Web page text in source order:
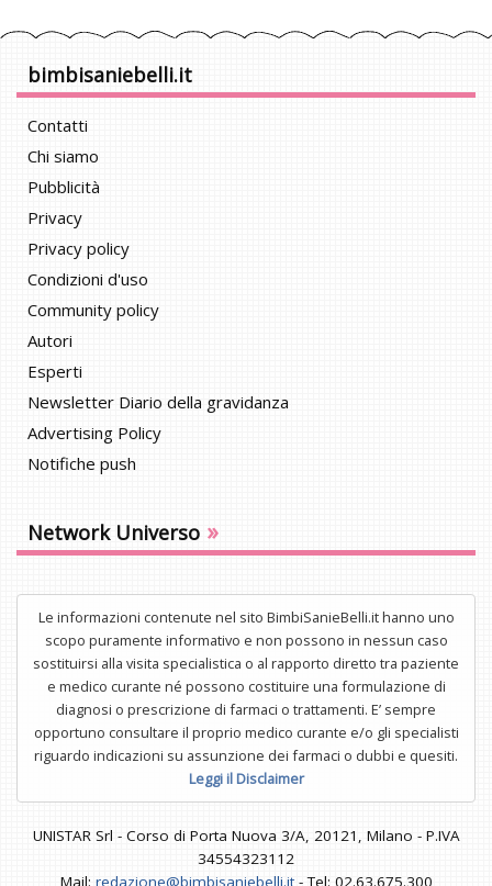
bimbisaniebelli.it
Contatti
Chi siamo
Pubblicità
Privacy
Privacy policy
Condizioni d'uso
Community policy
Autori
Esperti
Newsletter Diario della gravidanza
Advertising Policy
Notifiche push
Network Universo »
Le informazioni contenute nel sito BimbiSanieBelli.it hanno uno
scopo puramente informativo e non possono in nessun caso
sostituirsi alla visita specialistica o al rapporto diretto tra paziente
e medico curante né possono costituire una formulazione di
diagnosi o prescrizione di farmaci o trattamenti. E’ sempre
opportuno consultare il proprio medico curante e/o gli specialisti
riguardo indicazioni su assunzione dei farmaci o dubbi e quesiti.
Leggi il Disclaimer
UNISTAR Srl - Corso di Porta Nuova 3/A, 20121, Milano - P.IVA
34554323112
Mail: redazione@bimbisaniebelli.it- Tel: 02.63.675.300